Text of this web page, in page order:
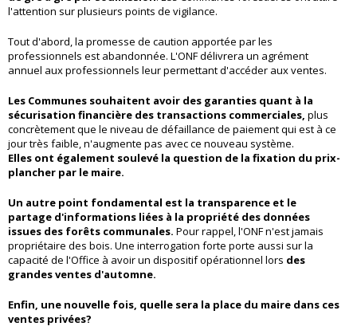
l'attention sur plusieurs points de vigilance.
Tout d'abord, la promesse de caution apportée par les
professionnels est abandonnée. L'ONF délivrera un agrément
annuel aux professionnels leur permettant d'accéder aux ventes.
Les Communes souhaitent avoir des garanties quant à la
sécurisation financière des transactions commerciales, plus
concrètement que le niveau de défaillance de paiement qui est à ce
jour très faible, n'augmente pas avec ce nouveau système.
Elles ont également soulevé la question de la fixation du prix-
plancher par le maire.
Un autre point fondamental est la transparence et le
partage d'informations liées à la propriété des données
issues des forêts communales. Pour rappel, l'ONF n'est jamais
propriétaire des bois. Une interrogation forte porte aussi sur la
capacité de l'Office à avoir un dispositif opérationnel lors des
grandes ventes d'automne.
Enfin, une nouvelle fois, quelle sera la place du maire dans ces
ventes privées?